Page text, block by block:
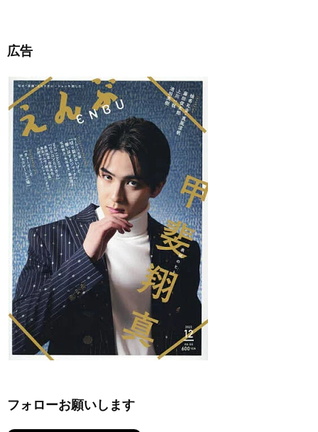
広告
フォローお願いします